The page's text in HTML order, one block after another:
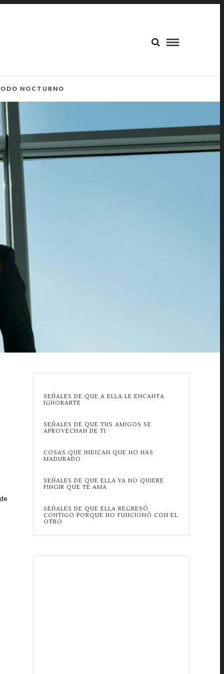
NOCTURNO
SEÑALES DE QUE A ELLA LE ENCANTA
IGNORARTE
SEÑALES DE QUE TUS AMIGOS SE
APROVECHAN DE TI
COSAS QUE INDICAN QUE NO HAS
MADURADO
SEÑALES DE QUE ELLA YA NO QUIERE
FINGIR QUE TE AMA
SEÑALES DE QUE ELLA REGRESÓ
CONTIGO PORQUE NO FUNCIONÓ CON EL
OTRO